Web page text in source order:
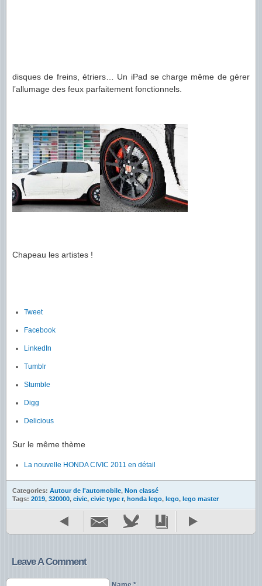
disques de freins, étriers… Un iPad se charge même de gérer
l’allumage des feux parfaitement fonctionnels.
Chapeau les artistes !
Tweet
Facebook
LinkedIn
Tumblr
Stumble
Digg
Delicious
Sur le même thème
La nouvelle HONDA CIVIC 2011 en détail
Categories: Autour de l'automobile, Non classé
Tags: 2019, 320000, civic, civic type r, honda lego, lego, lego master
Leave A Comment